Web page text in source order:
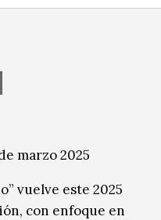
marzo 2025
vuelve este 2025
con enfoque en